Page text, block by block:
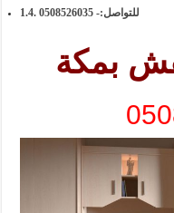
للتواصل:- 0508526035
بمكة